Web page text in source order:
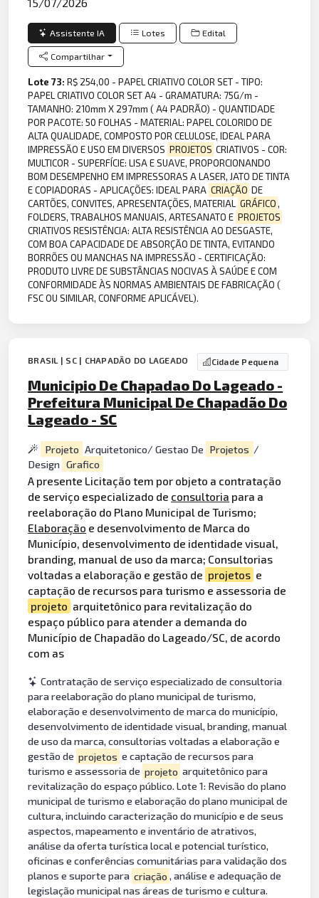
15/07/2026
Assistente IA Lotes Edital
Compartilhar
Lote 73:R$ 254,00 - PAPEL CRIATIVO COLOR SET - TIPO:
PAPEL CRIATIVO COLOR SET A4 - GRAMATURA: 75G/m -
TAMANHO: 210mm X 297mm ( A4 PADRÃO) - QUANTIDADE
POR PACOTE: 50 FOLHAS - MATERIAL: PAPEL COLORIDO DE
ALTA QUALIDADE, COMPOSTO POR CELULOSE, IDEAL PARA
IMPRESSÃO E USO EM DIVERSOS PROJETOS CRIATIVOS - COR:
MULTICOR - SUPERFÍCIE: LISA E SUAVE, PROPORCIONANDO
BOM DESEMPENHO EM IMPRESSORAS A LASER, JATO DE TINTA
E COPIADORAS - APLICAÇÕES: IDEAL PARA CRIAÇÃO DE
CARTÕES, CONVITES, APRESENTAÇÕES, MATERIAL GRÁFICO,
FOLDERS, TRABALHOS MANUAIS, ARTESANATO E PROJETOS
CRIATIVOS RESISTÊNCIA: ALTA RESISTÊNCIA AO DESGASTE,
COM BOA CAPACIDADE DE ABSORÇÃO DE TINTA, EVITANDO
BORRÕES OU MANCHAS NA IMPRESSÃO - CERTIFICAÇÃO:
PRODUTO LIVRE DE SUBSTÂNCIAS NOCIVAS À SAÚDE E COM
CONFORMIDADE ÀS NORMAS AMBIENTAIS DE FABRICAÇÃO (
FSC OU SIMILAR, CONFORME APLICÁVEL).
BRASIL | SC | CHAPADÃO DO LAGEADO Cidade Pequena
Municipio De Chapadao Do Lageado -
Prefeitura Municipal De Chapadão Do
Lageado - SC
Projeto Arquitetonico/ Gestao De Projetos /
Design Grafico
A presente Licitação tem por objeto a contratação
de serviço especializado de consultoria para a
reelaboração do Plano Municipal de Turismo;
Elaboração e desenvolvimento de Marca do
Município, desenvolvimento de identidade visual,
branding, manual de uso da marca; Consultorias
voltadas a elaboração e gestão de projetos e
captação de recursos para turismo e assessoria de
projeto arquitetônico para revitalização do
espaço público para atender a demanda do
Município de Chapadão do Lageado/SC, de acordo
com as
Contratação de serviço especializado de consultoria
para reelaboração do plano municipal de turismo,
elaboração e desenvolvimento de marca do município,
desenvolvimento de identidade visual, branding, manual
de uso da marca, consultorias voltadas a elaboração e
gestão de projetos e captação de recursos para
turismo e assessoria de projeto arquitetônico para
revitalização do espaço público. Lote 1: Revisão do plano
municipal de turismo e elaboração do plano municipal de
cultura, incluindo caracterização do município e de seus
aspectos, mapeamento e inventário de atrativos,
análise da oferta turística local e potencial turístico,
oficinas e conferências comunitárias para validação dos
planos e suporte para criação , análise e adequação de
legislação municipal nas áreas de turismo e cultura.